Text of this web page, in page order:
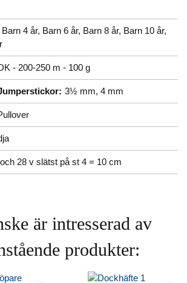
Barn 4 år, Barn 6 år, Barn 8 år, Barn 10 år,
- 200-250 m - 100 g
3½ mm, 4 mm
28 v slätst på st 4 = 10 cm
är intresserad av
produkter: